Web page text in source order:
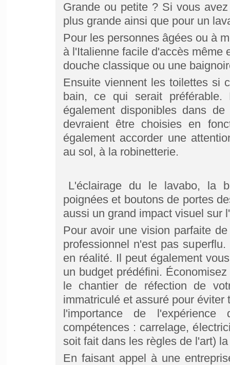
Grande ou petite ? Si vous
plus grande ainsi que pour un
Pour les personnes âgées ou à
à l'Italienne facile d'accès même
douche classique ou une
Ensuite viennent les toilettes si
bain, ce qui serait
également disponibles dans
devraient être choisies en
également accorder une
au sol, à la robinetterie.
L'éclairage du le lavabo, la
poignées et boutons de portes
aussi un grand impact visuel sur
Pour avoir une vision parfaite
professionnel n'est pas
en réalité. Il peut également
un budget prédéfini.
le chantier de réfection de
immatriculé et assuré pour
l'importance de
compétences : carrelage,
soit fait dans les règles de l'art)
En faisant appel à une